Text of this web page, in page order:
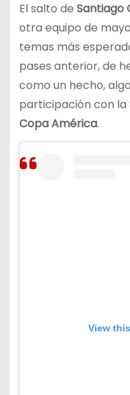
El salto de Santiago
otra equipo de
temas más
pases anterior, de
como un hecho,
participación con la
Copa América.
View